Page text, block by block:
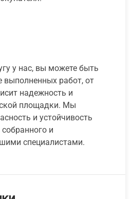
у нас, вы можете быть
выполненных работ, от
надежность и
площадки. Мы
и устойчивость
и
специалистами.